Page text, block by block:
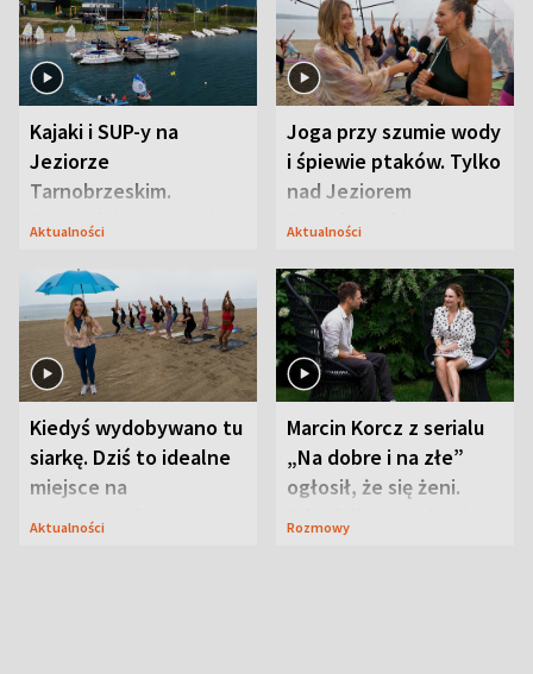
Kajaki i SUP-y na
Jeziorze
Tarnobrzeskim.
Przyrodnicy zwracają
Aktualności
Joga przy szumie wody
i śpiewie ptaków. Tylko
nad Jeziorem
Tarnobrzeskim
Aktualności
Kiedyś wydobywano tu
siarkę. Dziś to idealne
miejsce na
wypoczynek
Aktualności
Marcin Korcz z serialu
„Na dobre i na złe”
ogłosił, że się żeni.
Zdradził, co zmienił
Rozmowy